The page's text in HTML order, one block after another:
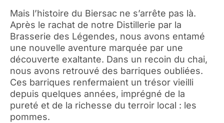
Mais l’histoire du Biersac ne s’arrête pas là.
Après le rachat de notre Distillerie par la
Brasserie des Légendes, nous avons entamé
une nouvelle aventure marquée par une
découverte exaltante. Dans un recoin du chai,
nous avons retrouvé des barriques oubliées.
Ces barriques renfermaient un trésor vieilli
depuis quelques années, imprégné de la
pureté et de la richesse du terroir local : les
pommes.